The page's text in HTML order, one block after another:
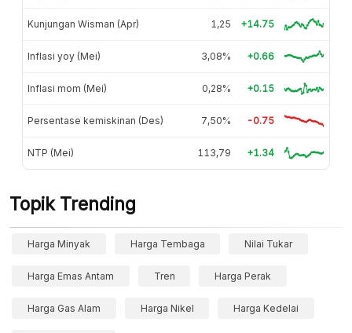
Kunjungan Wisman (Apr) 1,25 +14.75
Inflasi yoy (Mei) 3,08% +0.66
Inflasi mom (Mei) 0,28% +0.15
Persentase kemiskinan (Des) 7,50% -0.75
NTP (Mei) 113,79 +1.34
Topik Trending
Harga Minyak Harga Tembaga Nilai Tukar
Harga Emas Antam Tren Harga Perak
Harga Gas Alam Harga Nikel Harga Kedelai